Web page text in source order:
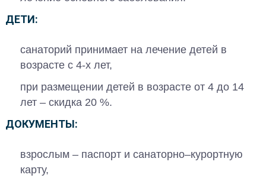
ДЕТИ:
санаторий принимает на лечение детей в
возрасте с 4-х лет,
при размещении детей в возрасте от 4 до 14
лет – скидка 20 %.
ДОКУМЕНТЫ:
взрослым – паспорт и санаторно–курортную
карту,